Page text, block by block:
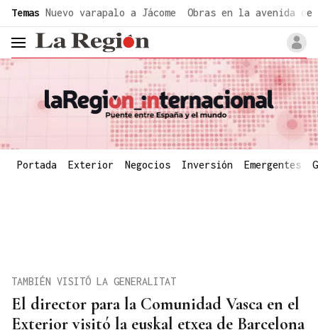
Temas Nuevo varapalo a Jácome Obras en la avenida de
header.menu.open
Portada Exterior Negocios Inversión Emergentes
El director para la Comunidad Vasca en el
Exterior visitó la euskal etxea de Barcelona
TAMBIÉN VISITÓ LA GENERALITAT